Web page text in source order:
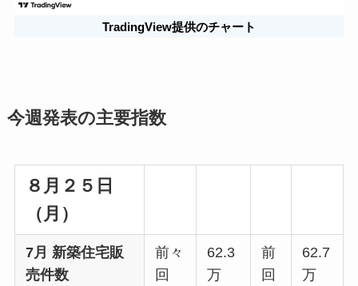
TradingView提供のチャート
今週発表の主要指数
８月２５日
（月）
7月 新築住宅販
売件数
前々
回
62.3
万
前
回
62.7
万